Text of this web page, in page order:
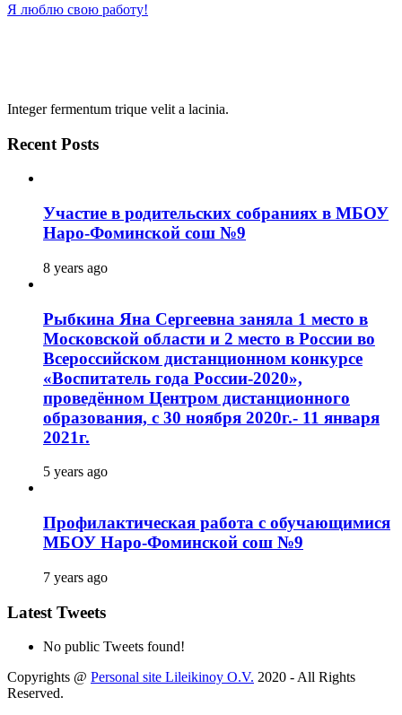
Я люблю свою работу!
Integer fermentum trique velit a lacinia.
Recent Posts
Участие в родительских собраниях в МБОУ
Наро-Фоминской сош №9
8 years ago
Рыбкина Яна Сергеевна заняла 1 место в
Московской области и 2 место в России во
Всероссийском дистанционном конкурсе
«Воспитатель года России-2020»,
проведённом Центром дистанционного
образования, с 30 ноября 2020г.- 11 января
2021г.
5 years ago
Профилактическая работа с обучающимися
МБОУ Наро-Фоминской сош №9
7 years ago
Latest Tweets
No public Tweets found!
Copyrights @ Personal site Lileikinoy O.V. 2020 - All Rights
Reserved.